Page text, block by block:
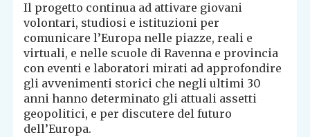
Il progetto continua ad attivare giovani
volontari, studiosi e istituzioni per
comunicare l’Europa nelle piazze, reali e
virtuali, e nelle scuole di Ravenna e provincia
con eventi e laboratori mirati ad approfondire
gli avvenimenti storici che negli ultimi 30
anni hanno determinato gli attuali assetti
geopolitici, e per discutere del futuro
dell’Europa.